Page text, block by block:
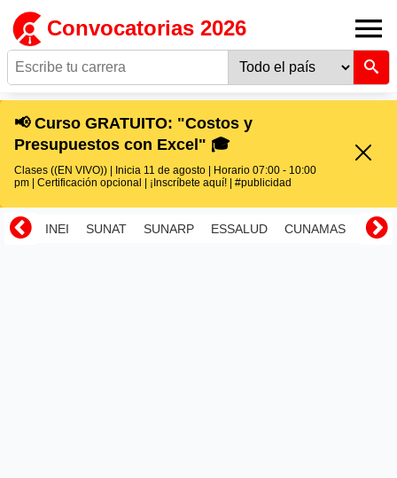
Convocatorias 2026
📢 Curso GRATUITO: "Costos y
Presupuestos con Excel" 🎓
Clases ((EN VIVO)) | Inicia 11 de agosto | Horario 07:00 - 10:00
pm | Certificación opcional | ¡Inscríbete aquí! | #publicidad
INEI SUNAT SUNARP ESSALUD CUNAMAS